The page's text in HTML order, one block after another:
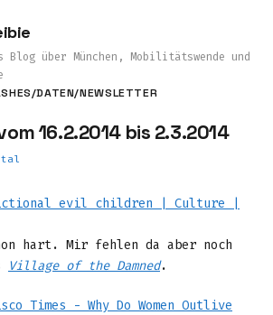
über München, Mobilitätswende und
/DATEN/NEWSLETTER
16.2.2014 bis 2.3.2014
evil children | Culture |
hart. Mir fehlen da aber noch
Village of the Damned.
Times - Why Do Women Outlive